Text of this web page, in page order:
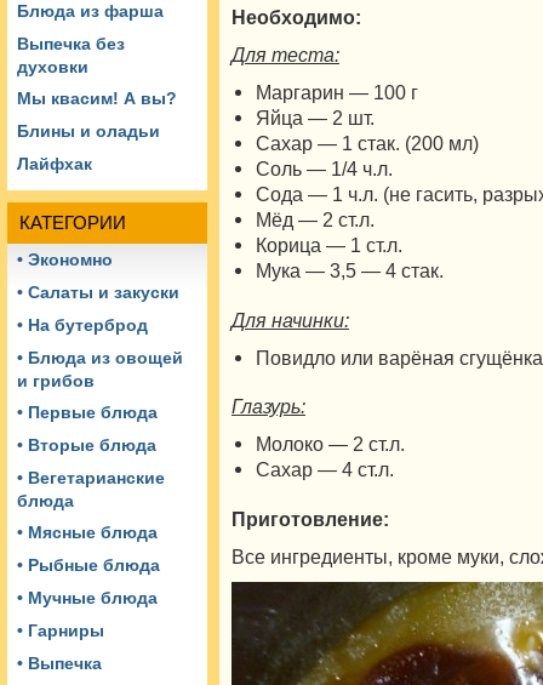
Блюда из фарша
Выпечка без
духовки
Мы квасим! А вы?
Блины и оладьи
Лайфхак
КАТЕГОРИИ
• Экономно
• Салаты и закуски
• На бутерброд
• Блюда из овощей
и грибов
• Первые блюда
• Вторые блюда
• Вегетарианские
блюда
• Мясные блюда
• Рыбные блюда
• Мучные блюда
• Гарниры
• Выпечка
Необходимо:
Для теста:
Маргарин — 100 г
Яйца — 2 шт.
Сахар — 1 стак. (200 мл)
Соль — 1/4 ч.л.
Сода — 1 ч.л. (не гасить,
Мёд — 2 ст.л.
Корица — 1 ст.л.
Мука — 3,5 — 4 стак.
Для начинки:
Повидло или варёная
Глазурь:
Молоко — 2 ст.л.
Сахар — 4 ст.л.
Приготовление:
Все ингредиенты, кроме муки,